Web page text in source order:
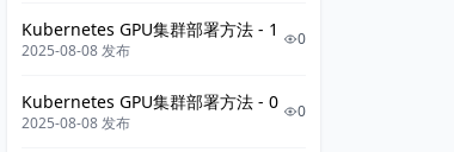
Kubernetes GPU集群部署方法 - 1
2025-08-08 发布
0
Kubernetes GPU集群部署方法 - 0
2025-08-08 发布
0